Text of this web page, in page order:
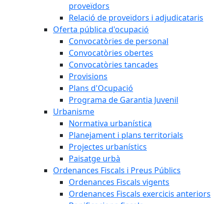
proveïdors
Relació de proveïdors i adjudicataris
Oferta pública d'ocupació
Convocatòries de personal
Convocatòries obertes
Convocatòries tancades
Provisions
Plans d'Ocupació
Programa de Garantia Juvenil
Urbanisme
Normativa urbanística
Planejament i plans territorials
Projectes urbanístics
Paisatge urbà
Ordenances Fiscals i Preus Públics
Ordenances Fiscals vigents
Ordenances Fiscals exercicis anteriors